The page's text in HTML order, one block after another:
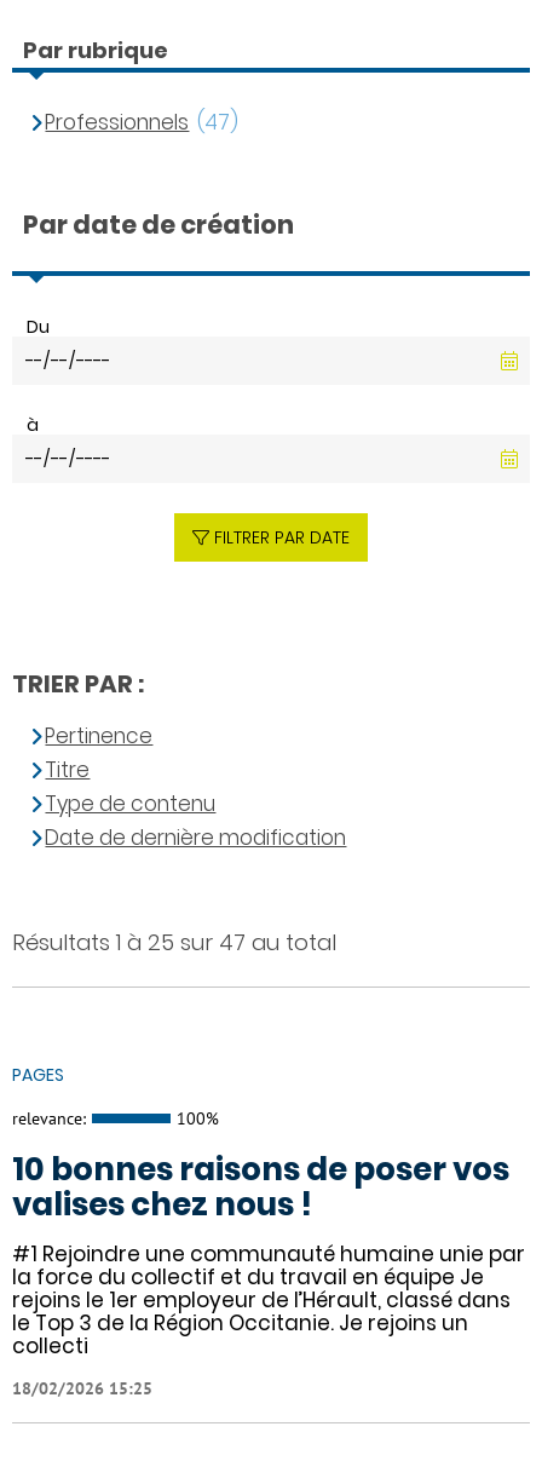
Résultats 1 à 25 sur 47 au total
PAGES
relevance: 100%
10 bonnes raisons de poser vos
valises chez nous !
#1 Rejoindre une communauté humaine unie par
la force du collectif et du travail en équipe Je
rejoins le 1er employeur de l’Hérault, classé dans
le Top 3 de la Région Occitanie. Je rejoins un
collecti
18/02/2026 15:25
Par rubrique
Professionnels (47)
Par date de création
Du
à
FILTRER PAR DATE
TRIER PAR :
Pertinence
Titre
Type de contenu
Date de dernière modification